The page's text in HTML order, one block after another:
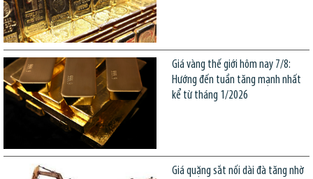
Giá vàng thế giới hôm nay 7/8:
Hướng đến tuần tăng mạnh nhất
kể từ tháng 1/2026
Giá quặng sắt nối dài đà tăng nhờ